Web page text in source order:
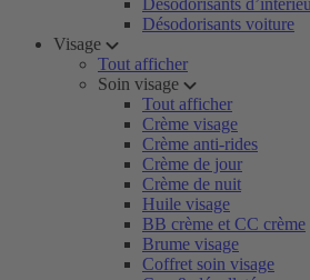
Désodorisants
Désodorisants voiture
Visage
Tout afficher
Soin visage
Tout afficher
Crème visage
Crème anti-rides
Crème de jour
Crème de nuit
Huile visage
BB crème et CC crème
Brume visage
Coffret soin visage